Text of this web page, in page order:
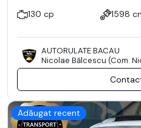
130 cp
1598
AUTORULATE BACAU
Nicolae Bălcescu (Com.
Adăugat recent